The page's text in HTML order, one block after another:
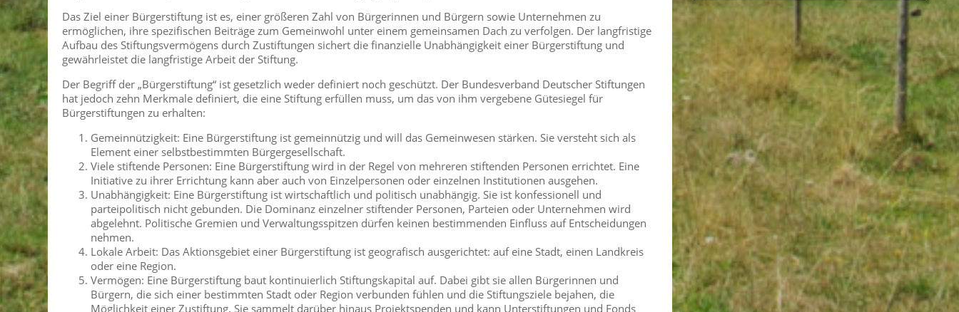
Das Ziel einer Bürgerstiftung ist es, einer größeren Zahl von Bürgerinnen und Bürgern sowie Unternehmen zu
ermöglichen, ihre spezifischen Beiträge zum Gemeinwohl unter einem gemeinsamen Dach zu verfolgen. Der langfristige
Aufbau des Stiftungsvermögens durch Zustiftungen sichert die finanzielle Unabhängigkeit einer Bürgerstiftung und
gewährleistet die langfristige Arbeit der Stiftung.
Der Begriff der „Bürgerstiftung“ ist gesetzlich weder definiert noch geschützt. Der Bundesverband Deutscher Stiftungen
hat jedoch zehn Merkmale definiert, die eine Stiftung erfüllen muss, um das von ihm vergebene Gütesiegel für
Bürgerstiftungen zu erhalten:
Gemeinnützigkeit: Eine Bürgerstiftung ist gemeinnützig und will das Gemeinwesen stärken. Sie versteht sich als
Element einer selbstbestimmten Bürgergesellschaft.
Viele stiftende Personen: Eine Bürgerstiftung wird in der Regel von mehreren stiftenden Personen errichtet. Eine
Initiative zu ihrer Errichtung kann aber auch von Einzelpersonen oder einzelnen Institutionen ausgehen.
Unabhängigkeit: Eine Bürgerstiftung ist wirtschaftlich und politisch unabhängig. Sie ist konfessionell und
parteipolitisch nicht gebunden. Die Dominanz einzelner stiftender Personen, Parteien oder Unternehmen wird
abgelehnt. Politische Gremien und Verwaltungsspitzen dürfen keinen bestimmenden Einfluss auf Entscheidungen
nehmen.
Lokale Arbeit: Das Aktionsgebiet einer Bürgerstiftung ist geografisch ausgerichtet: auf eine Stadt, einen Landkreis
oder eine Region.
Vermögen: Eine Bürgerstiftung baut kontinuierlich Stiftungskapital auf. Dabei gibt sie allen Bürgerinnen und
Bürgern, die sich einer bestimmten Stadt oder Region verbunden fühlen und die Stiftungsziele bejahen, die
Möglichkeit einer Zustiftung. Sie sammelt darüber hinaus Projektspenden und kann Unterstiftungen und Fonds